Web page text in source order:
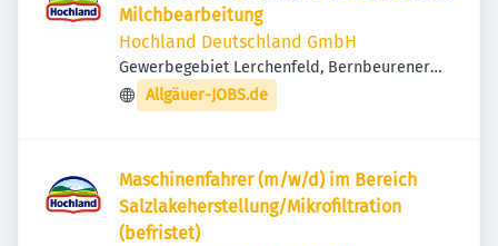
Milchbearbeitung
Hochland Deutschland GmbH
Gewerbegebiet Lerchenfeld, Bernbeurener
Str. 14, 86956 Schongau, Deutschland
Allgäuer-JOBS.de
Maschinenfahrer (m/w/d) im Bereich
Salzlakeherstellung/Mikrofiltration
(befristet)